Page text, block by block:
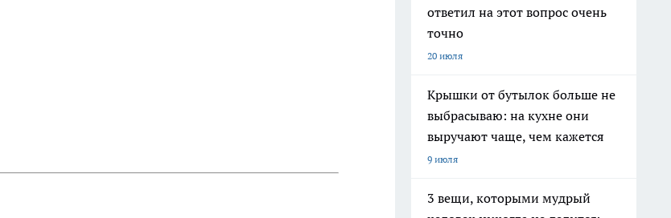
ответил на этот вопрос очень
точно
20 июля
Крышки от бутылок больше не
выбрасываю: на кухне они
выручают чаще, чем кажется
9 июля
3 вещи, которыми мудрый